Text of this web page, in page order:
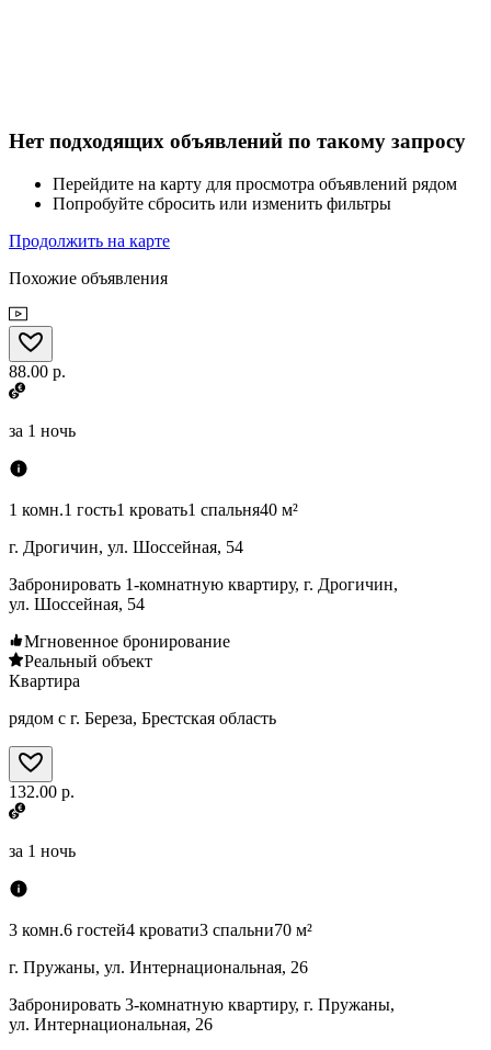
Нет подходящих объявлений по такому запросу
Перейдите на карту для просмотра объявлений рядом
Попробуйте сбросить или изменить фильтры
Продолжить на карте
Похожие объявления
88.00 р.
за 1 ночь
1 комн.1 гость1 кровать1 спальня40 м²
г. Дрогичин, ул. Шоссейная, 54
Забронировать 1-комнатную квартиру, г. Дрогичин,
ул. Шоссейная, 54
Мгновенное бронирование
Реальный объект
Квартира
рядом с г. Береза, Брестская область
132.00 р.
за 1 ночь
3 комн.6 гостей4 кровати3 спальни70 м²
г. Пружаны, ул. Интернациональная, 26
Забронировать 3-комнатную квартиру, г. Пружаны,
ул. Интернациональная, 26